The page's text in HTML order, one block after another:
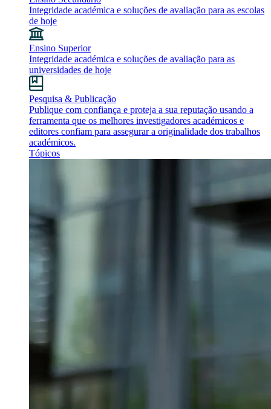
Integridade académica e soluções de avaliação para as escolas
de hoje
Ensino Superior
Integridade académica e soluções de avaliação para as
universidades de hoje
Pesquisa & Publicação
Publique com confiança e proteja a sua reputação usando a
ferramenta que os melhores investigadores académicos e
editores confiam para assegurar a originalidade dos trabalhos
académicos.
Tópicos